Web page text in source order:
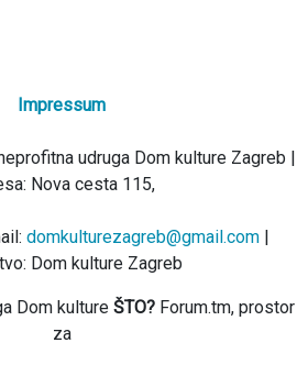
Impressum
udruga Dom kulture Zagreb |
Nova cesta 115,
domkulturezagreb@gmail.com |
Dom kulture Zagreb
Dom kulture ŠTO?Forum.tm, prostor
za